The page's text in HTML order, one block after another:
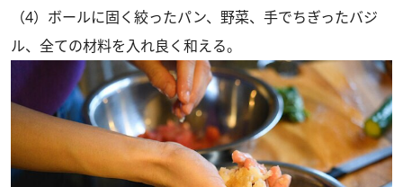
（4）ボールに固く絞ったパン、野菜、手でちぎったバジ
ル、全ての材料を入れ良く和える。